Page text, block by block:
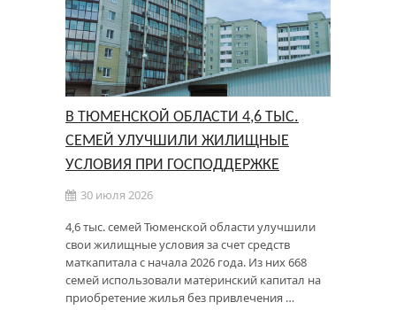
В ТЮМЕНСКОЙ ОБЛАСТИ 4,6 ТЫС.
СЕМЕЙ УЛУЧШИЛИ ЖИЛИЩНЫЕ
УСЛОВИЯ ПРИ ГОСПОДДЕРЖКЕ
30 июля 2026
4,6 тыс. семей Тюменской области улучшили
свои жилищные условия за счет средств
маткапитала с начала 2026 года. Из них 668
семей использовали материнский капитал на
приобретение жилья без привлечения …